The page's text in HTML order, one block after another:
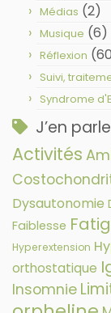
Médias (2)
Musique (6)
Réflexion
Suivi,
Syndrome
J’en
Activités
Dysautonomie
Faiblesse
Hyperextension
orthostatique
Insomnie